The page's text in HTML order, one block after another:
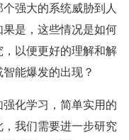
强大的系统威胁到人
是，这些情况是如何
以便更好的理解和解
能爆发的出现？
化学习，简单实用的
我们需要进一步研究